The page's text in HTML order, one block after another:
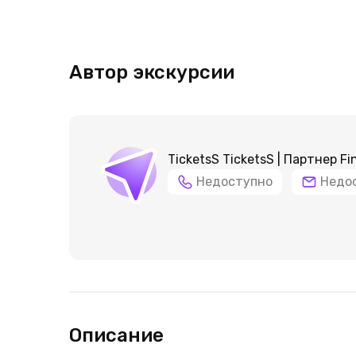
Автор экскурсии
TicketsS TicketsS | Партнер
Недоступно
Описание